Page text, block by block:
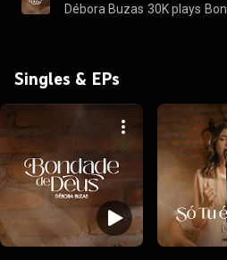
Débora Buzas 30K plays
Singles & EPs